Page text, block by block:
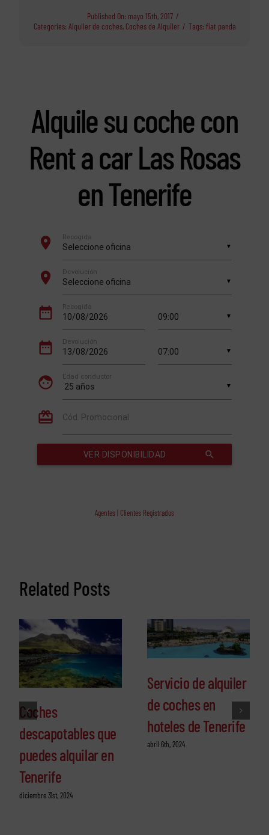
Published On: mayo 15th, 2017 /
Categories: Alquiler de coches, Coches de Alquiler / Tags: fiat panda
Alquile su coche con
Rent a car Las Rosas
en Tenerife
Agentes | Clientes Registrados
Related Posts
Coches
descapotables que
puedes alquilar en
Tenerife
diciembre 31st, 2024
Servicio de alquiler
de coches en
hoteles de Tenerife
abril 6th, 2024